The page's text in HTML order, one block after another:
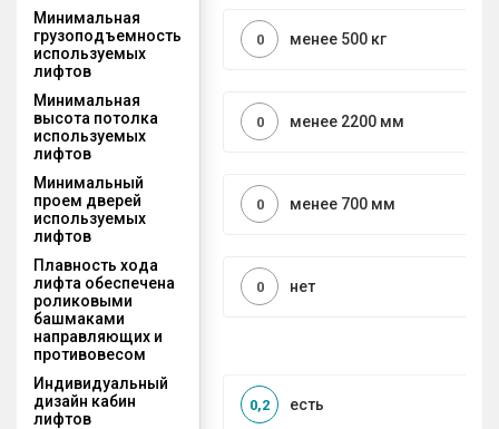
Минимальная
грузоподъемность
используемых
лифтов
менее 500 кг
0
Минимальная
высота потолка
используемых
лифтов
менее 2200 мм
0
Минимальный
проем дверей
используемых
лифтов
менее 700 мм
0
Плавность хода
лифта обеспечена
роликовыми
башмаками
направляющих и
противовесом
нет
0
Индивидуальный
дизайн кабин
лифтов
есть
0,2